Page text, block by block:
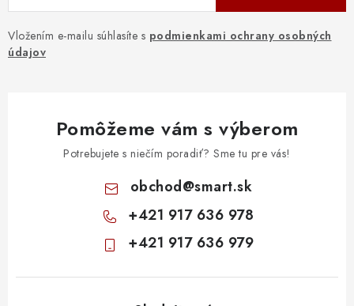
Vložením e-mailu súhlasíte s podmienkami ochrany osobných
údajov
Pomôžeme vám s výberom
Potrebujete s niečím poradiť? Sme tu pre vás!
obchod@smart.sk
+421 917 636 978
+421 917 636 979